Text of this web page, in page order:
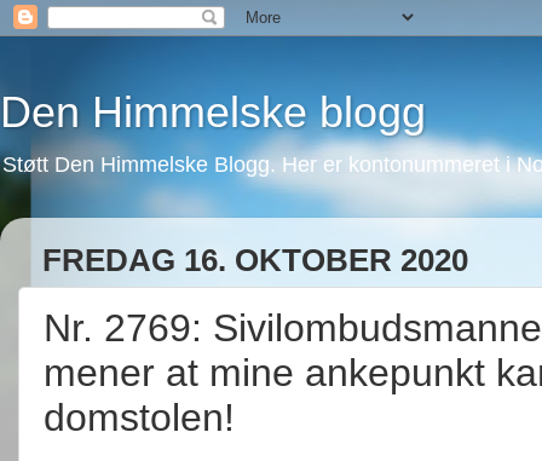
Den Himmelske blogg
Støtt Den Himmelske Blogg. Her er kontonummeret i
FREDAG 16. OKTOBER 2020
Nr. 2769:
mener at mine ankepunkt
domstolen!